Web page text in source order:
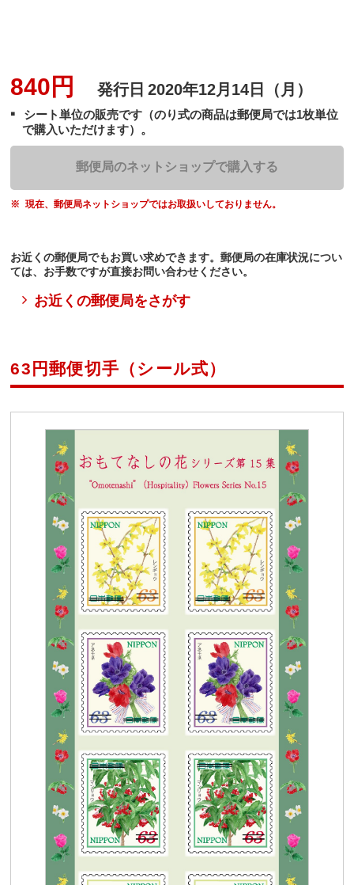
840円 発行日 2020年12月14日（月）
シート単位の販売です（のり式の商品は郵便局では1枚単位
で購入いただけます）。
郵便局のネットショップで購入する
現在、郵便局ネットショップではお取扱いしておりません。
お近くの郵便局でもお買い求めできます。郵便局の在庫状況につい
ては、お手数ですが直接お問い合わせください。
お近くの郵便局をさがす
63円郵便切手（シール式）